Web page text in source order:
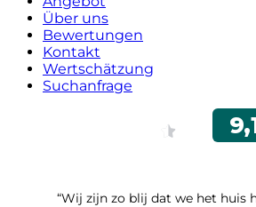
Über uns
Bewertungen
Kontakt
Wertschätzung
Suchanfrage
“Wij zijn zo blij dat we het huis